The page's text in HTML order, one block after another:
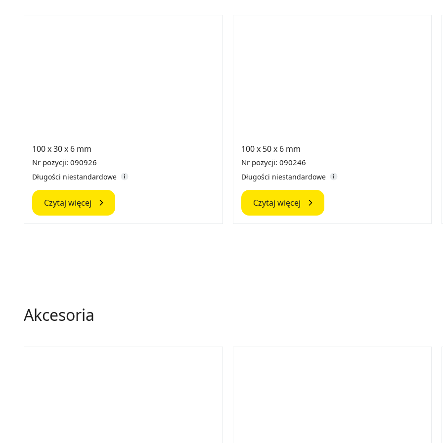
100 x 30 x 6 mm
Nr pozycji: 090926
Długości niestandardowe
Czytaj więcej
100 x 50 x 6 mm
Nr pozycji: 090246
Długości niestandardowe
Czytaj więcej
Akcesoria